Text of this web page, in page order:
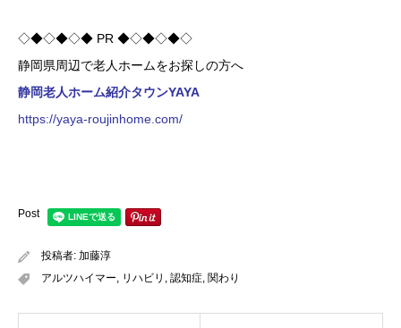
◇◆◇◆◇◆ PR ◆◇◆◇◆◇
静岡県周辺で老人ホームをお探しの方へ
静岡老人ホーム紹介タウンYAYA
https://yaya-roujinhome.com/
Post
投稿者: 加藤淳
アルツハイマー, リハビリ , 認知症, 関わり